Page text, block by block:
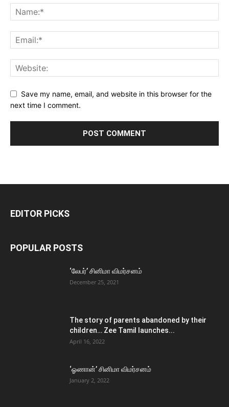
Save my name, email, and website in this browser for the
next time I comment.
EDITOR PICKS
POPULAR POSTS
‘லேபர்’ சினிமா விமர்சனம்
December 25, 2021
The story of parents abandoned by their
children… Zee Tamil launches...
April 16, 2022
‘ஓணான்’ சினிமா விமர்சனம்
January 2, 2022